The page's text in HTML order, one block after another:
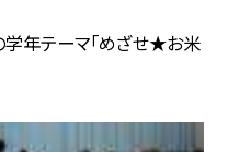
年テーマ「めざせ★お米